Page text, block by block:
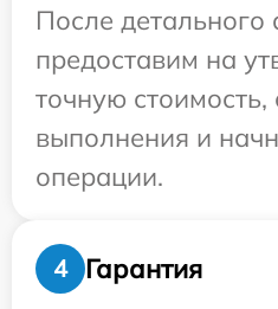
После
предоставим на
точную стоимость,
выполнения и
операции.
4
Гарантия